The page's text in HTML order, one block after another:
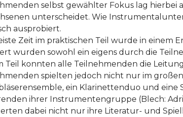
selbst gewählter Fokus lag hierbei
unterscheidet. Wie
ausprobiert.
Zeit im praktischen Teil wurde in einem
wurden sowohl ein eigens durch die
Teil konnten alle Teilnehmenden die
spielten jedoch nicht nur im
ein Klarinettenduo und
ihrer Instrumentengruppe (Blech:
dabei nicht nur ihre Literatur- und